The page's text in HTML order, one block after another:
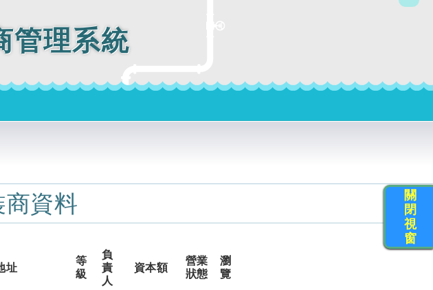
管理系統
資料
址
等
級
負
責
人
資本額
營業
狀態
瀏
覽
關
閉
視
窗